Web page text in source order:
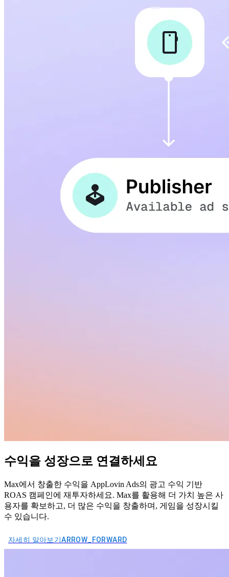
수익을 성장으로 연결하세요
Max에서 창출한 수익을 AppLovin Ads의 광고 수익 기반
ROAS 캠페인에 재투자하세요. Max를 활용해 더 가치 높은 사
용자를 확보하고, 더 많은 수익을 창출하며, 게임을 성장시킬
수 있습니다.
자세히 알아보기ARROW_FORWARD